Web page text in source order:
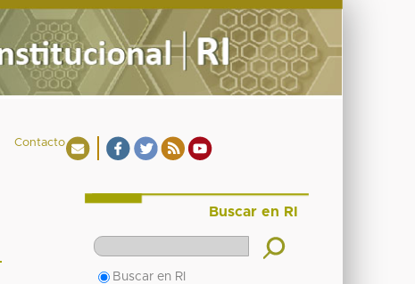
Contacto
Buscar en RI
Buscar en RI